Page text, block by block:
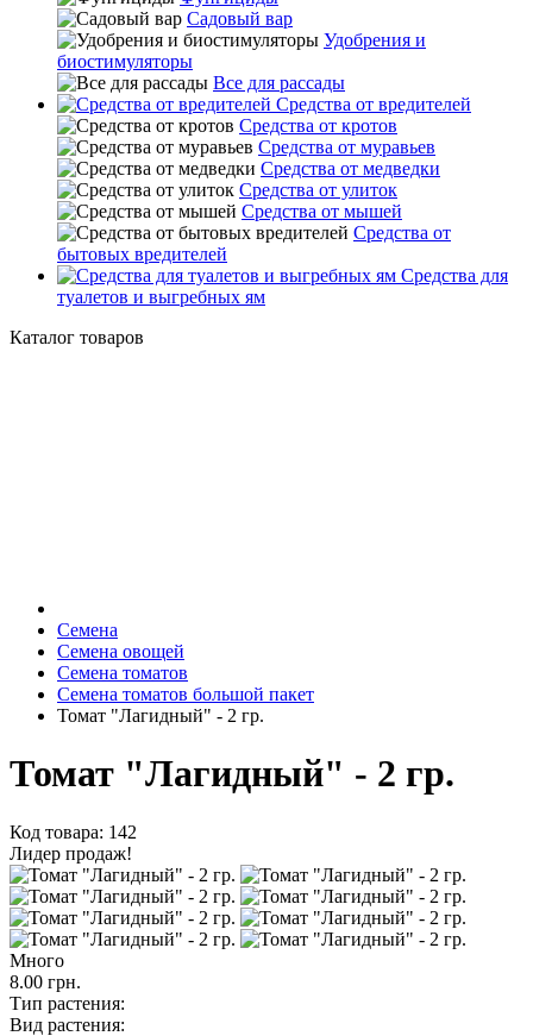
Садовый вар
Удобрения и
биостимуляторы
Все для рассады
Средства от вредителей
Средства от кротов
Средства от муравьев
Средства от медведки
Средства от улиток
Средства от мышей
Средства от
бытовых вредителей
Средства для
туалетов и выгребных ям
Каталог товаров
Семена
Семена овощей
Семена томатов
Семена томатов большой пакет
Томат "Лагидный" - 2 гр.
Томат "Лагидный" - 2 гр.
Код товара: 142
Лидер продаж!
Много
8.00 грн.
Тип растения:
Вид растения: